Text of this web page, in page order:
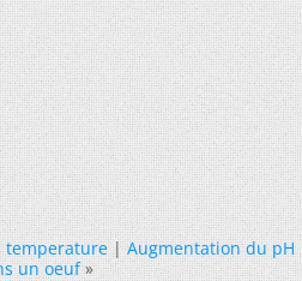
temperature|Augmentation du pH
un oeuf »